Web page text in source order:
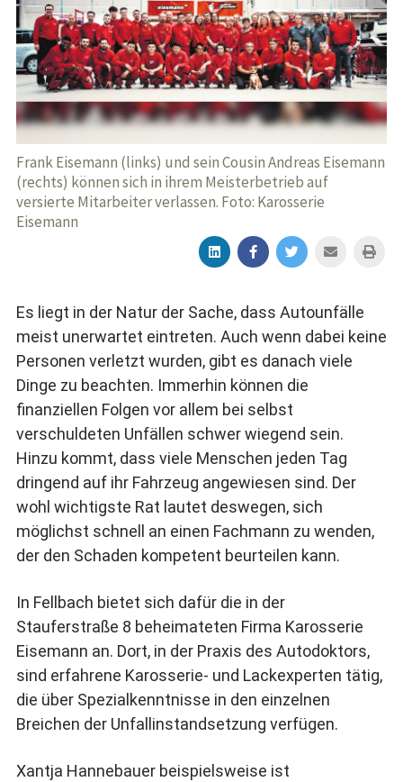
Frank Eisemann (links) und sein Cousin Andreas Eisemann
(rechts) können sich in ihrem Meisterbetrieb auf
versierte Mitarbeiter verlassen. Foto: Karosserie
Eisemann
Es liegt in der Natur der Sache, dass Autounfälle
meist unerwartet eintreten. Auch wenn dabei keine
Personen verletzt wurden, gibt es danach viele
Dinge zu beachten. Immerhin können die
finanziellen Folgen vor allem bei selbst
verschuldeten Unfällen schwer wiegend sein.
Hinzu kommt, dass viele Menschen jeden Tag
dringend auf ihr Fahrzeug angewiesen sind. Der
wohl wichtigste Rat lautet deswegen, sich
möglichst schnell an einen Fachmann zu wenden,
der den Schaden kompetent beurteilen kann.
In Fellbach bietet sich dafür die in der
Stauferstraße 8 beheimateten Firma Karosserie
Eisemann an. Dort, in der Praxis des Autodoktors,
sind erfahrene Karosserie- und Lackexperten tätig,
die über Spezialkenntnisse in den einzelnen
Breichen der Unfallinstandsetzung verfügen.
Xantja Hannebauer beispielsweise ist